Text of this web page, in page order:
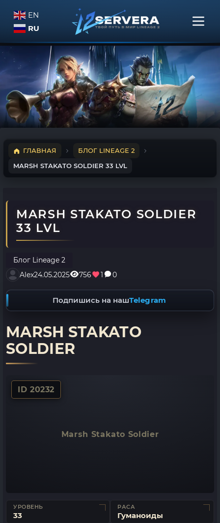
EN
RU
ГЛАВНАЯ
БЛОГ LINEAGE 2
MARSH STAKATO SOLDIER 33 LVL
MARSH STAKATO SOLDIER
33 LVL
Блог Lineage 2
Alex24.05.2025 756 1 0
Подпишись на нашTelegram
MARSH STAKATO
SOLDIER
ID 20232
Marsh Stakato Soldier
УРОВЕНЬ
33
РАСА
Гуманоиды